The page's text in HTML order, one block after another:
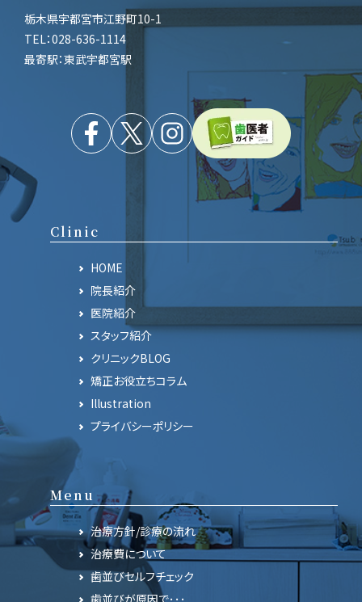
栃木県宇都宮市江野町10-1
TEL：028-636-1114
最寄駅：東武宇都宮駅
Clinic
HOME
院長紹介
医院紹介
スタッフ紹介
クリニックBLOG
矯正お役立ちコラム
Illustration
プライバシーポリシー
Menu
治療方針/診療の流れ
治療費について
歯並びセルフチェック